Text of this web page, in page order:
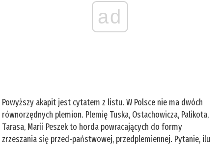
ad
Powyższy akapit jest cytatem z listu. W Polsce nie ma dwóch
równorzędnych plemion. Plemię Tuska, Ostachowicza, Palikota,
Tarasa, Marii Peszek to horda powracających do formy
zrzeszania się przed-państwowej, przedplemiennej. Pytanie, ilu